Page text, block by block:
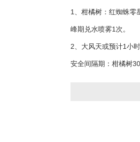
1、柑橘树：红蜘蛛零
峰期兑水喷雾1次。
2、大风天或预计1小
安全间隔期：柑橘树